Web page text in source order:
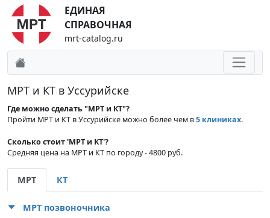
ЕДИНАЯ
СПРАВОЧНАЯ
mrt-catalog.ru
МРТ и КТ в Уссурийске
Где можно сделать "МРТ и КТ"?
Пройти МРТ и КТ в Уссурийске можно более чем в5 клиниках.
Сколько стоит 'МРТ и КТ'?
Средняя цена на МРТ и КТ по городу - 4800 руб.
МРТ КТ
МРТ позвоночника